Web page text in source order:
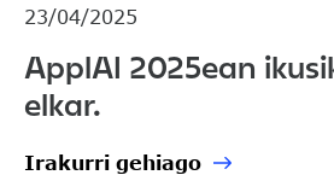
23/04/2025
ApplAI 2025ean
elkar.
Irakurri gehiago